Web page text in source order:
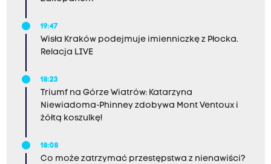
19:47
Wisła Kraków podejmuje imienniczkę z Płocka.
Relacja LIVE
18:23
Triumf na Górze Wiatrów: Katarzyna
Niewiadoma-Phinney zdobywa Mont Ventoux i
żółtą koszulkę!
18:08
Co może zatrzymać przestępstwa z nienawiści?